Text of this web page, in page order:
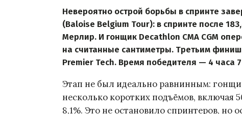
Невероятно острой борьбы в спринте
(Baloise Belgium Tour): в спринте после
Мерлир. И гонщик Decathlon CMA CGM
на считанные сантиметры. Третьим
Premier Tech. Время победителя — 4 часа
Этап не был идеально равнинным:
несколько коротких подъёмов, включая
8,1%. Это не остановило спринтеров, но